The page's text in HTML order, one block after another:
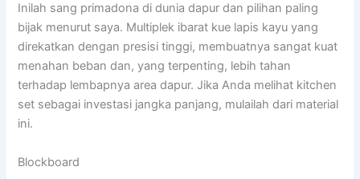
Inilah sang primadona di dunia dapur dan pilihan paling
bijak menurut saya. Multiplek ibarat kue lapis kayu yang
direkatkan dengan presisi tinggi, membuatnya sangat kuat
menahan beban dan, yang terpenting, lebih tahan
terhadap lembapnya area dapur. Jika Anda melihat kitchen
set sebagai investasi jangka panjang, mulailah dari material
ini.
Blockboard